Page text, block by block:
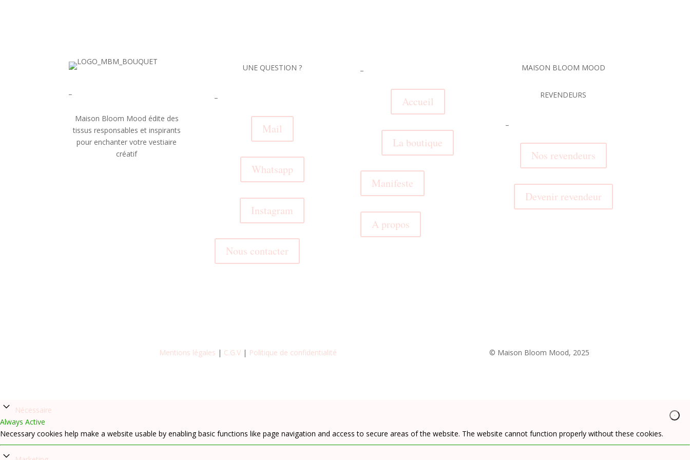
Maison Bloom Mood édite des
tissus responsables et inspirants
pour enchanter votre vestiaire
créatif
UNE QUESTION ?
Mail
Whatsapp
Instagram
Nous contacter
Accueil
La boutique
Manifeste
A propos
MAISON BLOOM MOOD
REVENDEURS
Nos revendeurs
Devenir revendeur
Mentions légales | C.G.V| Politique de confidentialité © Maison Bloom Mood, 2025
Nécessaire
Always Active
Necessary cookies help make a website usable by enabling basic functions like page navigation and access to secure areas of the website. The website cannot function properly without these cookies.